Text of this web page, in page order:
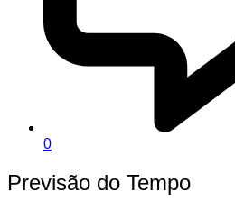
0
Previsão do Tempo